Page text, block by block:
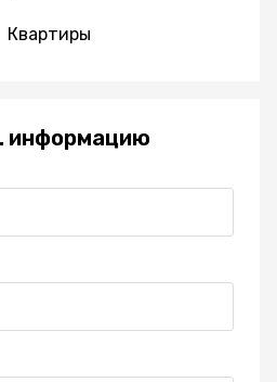
Квартиры
информацию